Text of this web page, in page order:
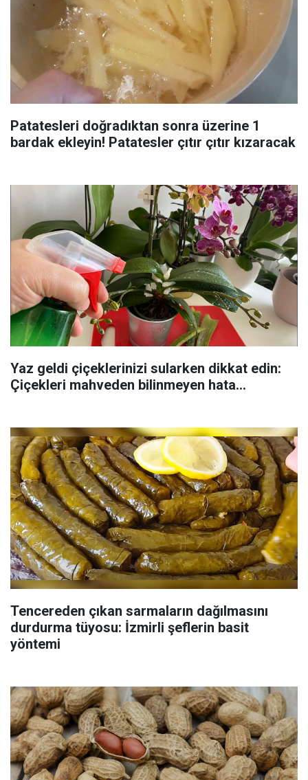
Patatesleri doğradıktan sonra üzerine 1
bardak ekleyin! Patatesler çıtır çıtır kızaracak
Yaz geldi çiçeklerinizi sularken dikkat edin:
Çiçekleri mahveden bilinmeyen hata...
Tencereden çıkan sarmaların dağılmasını
durdurma tüyosu: İzmirli şeflerin basit
yöntemi